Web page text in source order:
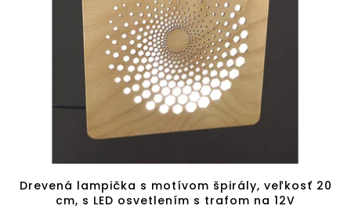
Drevená lampička s motívom špirály, veľkosť 20
cm, s LED osvetlením s trafom na 12V